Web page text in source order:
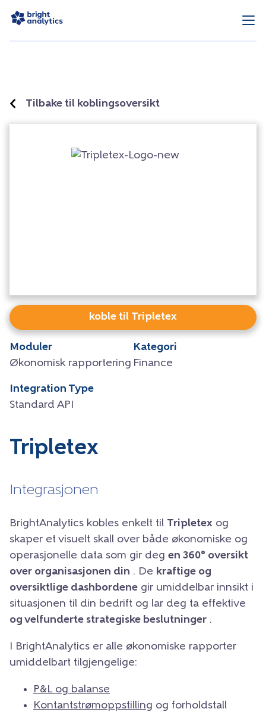
Tilbake til koblingsoversikt
koble til Tripletex
Moduler
Økonomisk rapportering
Kategori
Finance
Integration Type
Standard API
Tripletex
Integrasjonen
BrightAnalytics kobles enkelt til Tripletex og
skaper et visuelt skall over både økonomiske og
operasjonelle data som gir deg en 360° oversikt
over organisasjonen din . De kraftige og
oversiktlige dashbordene gir umiddelbar innsikt i
situasjonen til din bedrift og lar deg ta effektive
og velfunderte strategiske beslutninger .
I BrightAnalytics er alle økonomiske rapporter
umiddelbart tilgjengelige:
P&L og balanse
Kontantstrømoppstilling og forholdstall